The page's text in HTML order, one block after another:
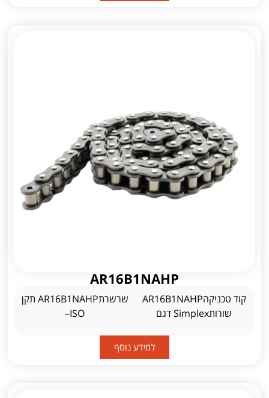
AR16B1NAHP
קוד טכניקהAR16B1NAHP
שורותSimplex דגם
שרשרתAR16B1NAHP תקן
ISO–
למידע נוסף